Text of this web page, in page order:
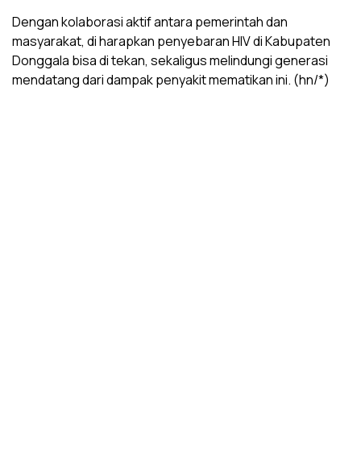
Dengan kolaborasi aktif antara pemerintah dan
masyarakat, di harapkan penyebaran HIV di Kabupaten
Donggala bisa di tekan, sekaligus melindungi generasi
mendatang dari dampak penyakit mematikan ini. (hn/*)